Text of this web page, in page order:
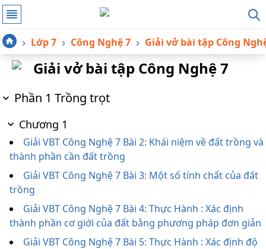
Lớp 7 Công Nghệ 7 Giải vở bài tập Công
Giải vở bài tập Công Nghệ 7
Phần 1 Trồng trọt
Chương 1
Giải VBT Công Nghệ 7 Bài 2: Khái niệm về đất trồng và
thành phần cần đất trồng
Giải VBT Công Nghệ 7 Bài 3: Một số tính chất của đất
trồng
Giải VBT Công Nghệ 7 Bài 4: Thực Hành : Xác định
thành phần cơ giới của đất bằng phương pháp đơn giản
Giải VBT Công Nghệ 7 Bài 5: Thực Hành : Xác định độ